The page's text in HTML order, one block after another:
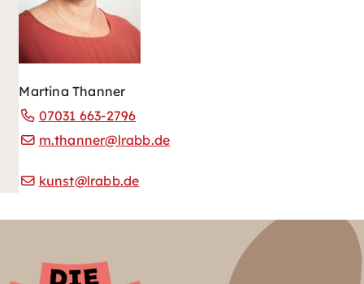
Martina Thanner
07031 663-2796
m.thanner@lrabb.de
kunst@lrabb.de